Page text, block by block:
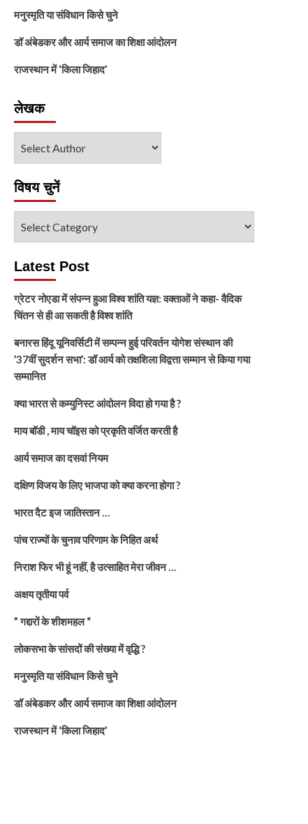
मनुस्मृति या संविधान किसे चुने
डॉ अंबेडकर और आर्य समाज का शिक्षा आंदोलन
राजस्थान में ‘किला जिहाद’
लेखक
विषय चुनें
Latest Post
ग्रेटर नोएडा में संपन्न हुआ विश्व शांति यज्ञ: वक्ताओं ने कहा- वैदिक
चिंतन से ही आ सकती है विश्व शांति
बनारस हिंदू यूनिवर्सिटी में सम्पन्न हुई परिवर्तन योगेश संस्थान की
’37वीं सुदर्शन सभा’: डॉ आर्य को तक्षशिला विद्वत्ता सम्मान से किया गया
सम्मानित
क्या भारत से कम्युनिस्ट आंदोलन विदा हो गया है ?
माय बॉडी , माय चॉइस को प्रकृति वर्जित करती है
आर्य समाज का दसवां नियम
दक्षिण विजय के लिए भाजपा को क्या करना होगा ?
भारत दैट इज जातिस्तान …
पांच राज्यों के चुनाव परिणाम के निहित अर्थ
निराश फिर भी हूं नहीं, है उत्साहित मेरा जीवन …
अक्षय तृतीया पर्व
” गद्दारों के शीशमहल “
लोकसभा के सांसदों की संख्या में वृद्धि ?
मनुस्मृति या संविधान किसे चुने
डॉ अंबेडकर और आर्य समाज का शिक्षा आंदोलन
राजस्थान में ‘किला जिहाद’